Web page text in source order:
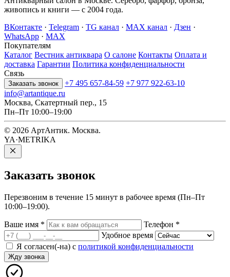
живопись и книги — с 2004 года.
ВКонтакте · Telegram · TG канал · MAX канал · Дзен ·
WhatsApp · MAX
Покупателям
Каталог Вестник антиквара О салоне Контакты Оплата и
доставка Гарантии Политика конфиденциальности
Связь
Заказать звонок +7 495 657-84-59 +7 977 922-63-10
info@artantique.ru
Москва, Скатертный пер., 15
Пн–Пт 10:00–19:00
© 2026 АртАнтик. Москва.
YA·METRIKA
Заказать звонок
Перезвоним в течение 15 минут в рабочее время (Пн–Пт
10:00–19:00).
Ваше имя * Телефон *
Удобное время
Я согласен(-на) с политикой конфиденциальности
Жду звонка